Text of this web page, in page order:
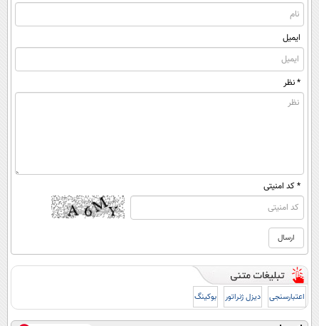
ایمیل
* نظر
* کد امنیتی
اعتبارسنجی دیزل ژنراتور بوکینگ